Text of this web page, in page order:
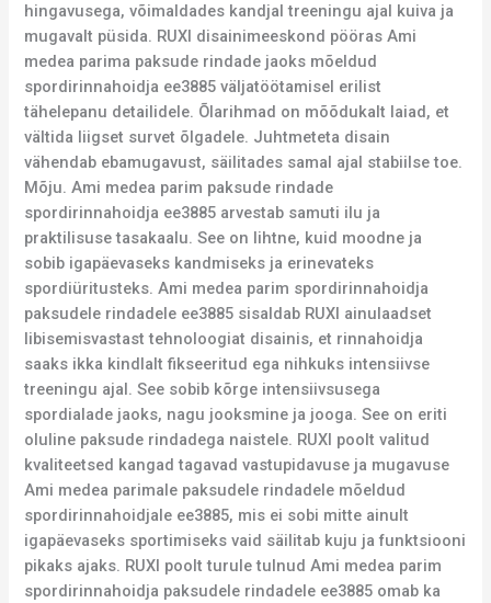
hingavusega, võimaldades kandjal treeningu ajal kuiva ja
mugavalt püsida. RUXI disainimeeskond pööras Ami
medea parima paksude rindade jaoks mõeldud
spordirinnahoidja ee3885 väljatöötamisel erilist
tähelepanu detailidele. Õlarihmad on mõõdukalt laiad, et
vältida liigset survet õlgadele. Juhtmeteta disain
vähendab ebamugavust, säilitades samal ajal stabiilse toe.
Mõju. Ami medea parim paksude rindade
spordirinnahoidja ee3885 arvestab samuti ilu ja
praktilisuse tasakaalu. See on lihtne, kuid moodne ja
sobib igapäevaseks kandmiseks ja erinevateks
spordiüritusteks. Ami medea parim spordirinnahoidja
paksudele rindadele ee3885 sisaldab RUXI ainulaadset
libisemisvastast tehnoloogiat disainis, et rinnahoidja
saaks ikka kindlalt fikseeritud ega nihkuks intensiivse
treeningu ajal. See sobib kõrge intensiivsusega
spordialade jaoks, nagu jooksmine ja jooga. See on eriti
oluline paksude rindadega naistele. RUXI poolt valitud
kvaliteetsed kangad tagavad vastupidavuse ja mugavuse
Ami medea parimale paksudele rindadele mõeldud
spordirinnahoidjale ee3885, mis ei sobi mitte ainult
igapäevaseks sportimiseks vaid säilitab kuju ja funktsiooni
pikaks ajaks. RUXI poolt turule tulnud Ami medea parim
spordirinnahoidja paksudele rindadele ee3885 omab ka